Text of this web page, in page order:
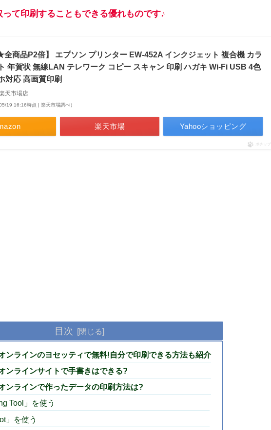
て印刷することもできる優れものです♪
全商品P2倍】 エプソン プリンター EW-452A インクジェット 複合機 カラ
年賀状 無線LAN テレワーク コピー スキャン 印刷 ハガキ Wi-Fi USB 4色
対応 高画質印刷
天市場店
19 16:16時点 | 楽天市場調べ）
楽天市場 Yahooショッピング
ポチップ
目次
ンラインのヨセッティで無料!自分で印刷できる方法も紹介
ンラインサイトで手書きはできる?
ンラインで作ったデータの印刷方法は?
Tool」を使う
」を使う